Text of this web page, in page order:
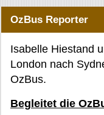
OzBus Reporter
Isabelle Hiestand
London nach
OzBus.
Begleitet die